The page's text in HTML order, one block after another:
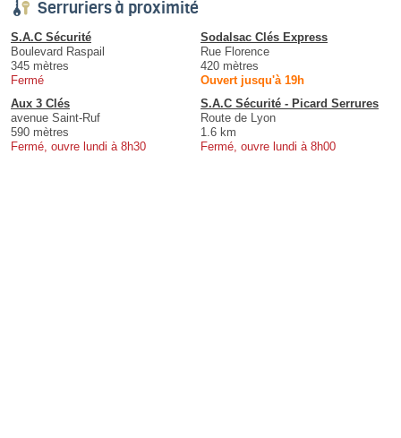
Serruriers à proximité
S.A.C Sécurité
Boulevard Raspail
345 mètres
Fermé
Sodalsac Clés Express
Rue Florence
420 mètres
Ouvert jusqu'à 19h
Aux 3 Clés
avenue Saint-Ruf
590 mètres
Fermé, ouvre lundi à 8h30
S.A.C Sécurité - Picard Serrures
Route de Lyon
1.6 km
Fermé, ouvre lundi à 8h00